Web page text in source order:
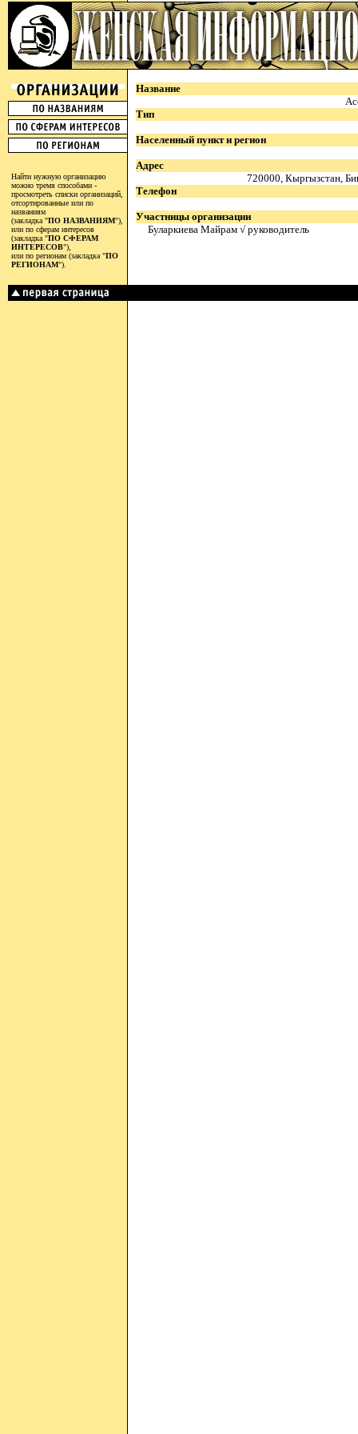
Найти нужную организацию
можно тремя способами -
просмотреть списки организаций,
отсортированные или по
названиям
(закладка "ПО НАЗВАНИЯМ"),
или по сферам интересов
(закладка "ПО СФЕРАМ
ИНТЕРЕСОВ"),
или по регионам (закладка "ПО
РЕГИОНАМ").
Название
Тип
Населенный пункт и регион
Адрес
720000, Кыргызстан,
Телефон
Участницы организации
Буларкиева Майрам √ руководитель